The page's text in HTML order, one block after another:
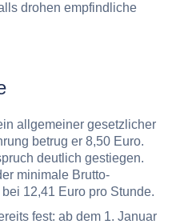
drohen empfindliche
allgemeiner gesetzlicher
betrug er 8,50 Euro.
deutlich gestiegen.
minimale Brutto-
bei 12,41 Euro pro Stunde.
fest: ab dem 1. Januar